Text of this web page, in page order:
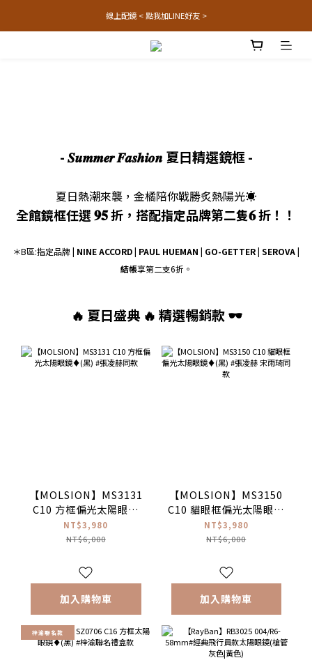
線上配鏡 < 點我加LINE好友 >
- 𝑺𝒖𝒎𝒎𝒆𝒓 𝑭𝒂𝒔𝒉𝒊𝒐𝒏 夏日精選鏡框 -
夏日熱潮來襲，金橘陪你戰勝炙熱陽光☀️
全館鏡框任選𝟗𝟓折，搭配指定品牌第二隻𝟔折！！
＊B區:指定品牌| NINE ACCORD | PAUL HUEMAN | GO-GETTER | SEROVA |
結帳享第二支6折。
🔥 夏日盛典 🔥 精選暢銷款 🕶️
【MOLSION】MS3131
C10 方框偏光太陽眼鏡
♦(黑) #張凌赫同款
NT$3,980
NT$6,000
加入購物車
【MOLSION】MS3150
C10 貓眼框偏光太陽眼鏡
♦(黑) #張凌赫 宋雨琦同
款
NT$3,980
NT$6,000
加入購物車
梓渝聯名款